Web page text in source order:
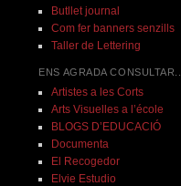
Butllet journal
Com fer banners senzills
Taller de Lettering
ENS AGRADA CONSULTAR...
Artistes a les Corts
Arts Visuelles a l’école
BLOGS D’EDUCACIÓ
Documenta
El Recogedor
Elvie Estudio